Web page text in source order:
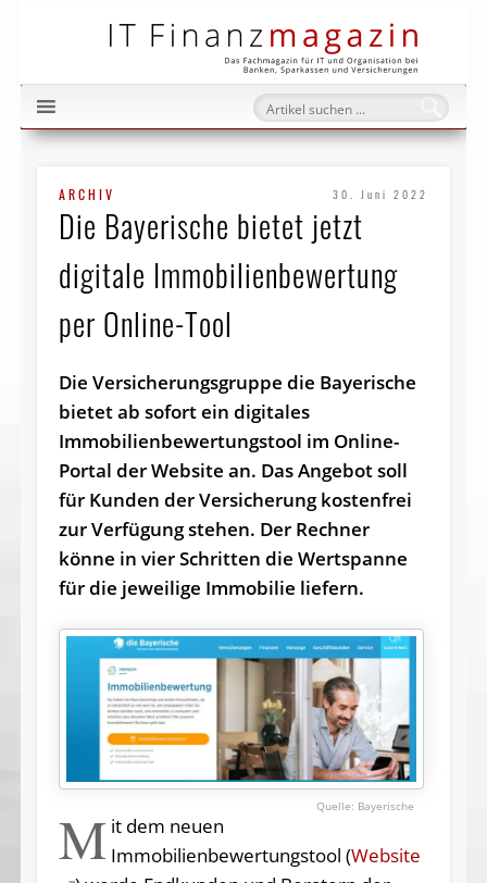
ARCHIV 30. Juni 2022
Die Bayerische bietet jetzt
digitale Immobilien­bewertung
per Online-Tool
Die Versicherungsgruppe die Bayerische
bietet ab sofort ein digitales
Immobilienbewertungstool im Online-
Portal der Website an. Das Angebot soll
für Kunden der Versicherung kostenfrei
zur Verfügung stehen. Der Rechner
könne in vier Schritten die Wertspanne
für die jeweilige Immobilie liefern.
Bayerische
M it dem neuen
Immobilienbewertungstool (Website